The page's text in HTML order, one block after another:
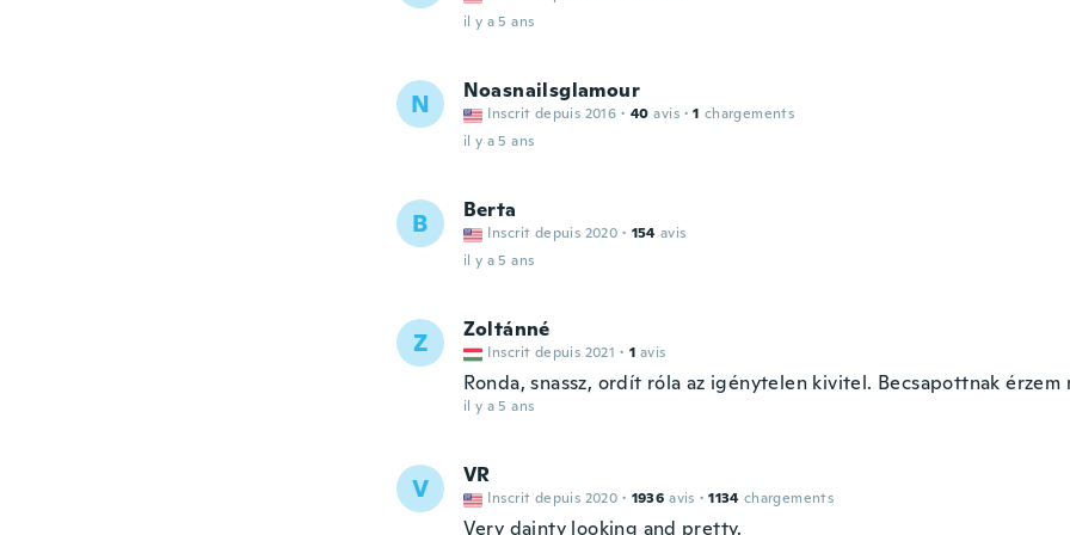
il y a 5 ans
N Noasnailsglamour
Inscrit depuis 2016 · 40 avis · 1 chargements
il y a 5 ans
B Berta
Inscrit depuis 2020 · 154 avis
il y a 5 ans
Z Zoltánné
Inscrit depuis 2021 · 1 avis
Ronda, snassz, ordít róla az igénytelen kivitel. Becsapottnak érzem
il y a 5 ans
V VR
Inscrit depuis 2020 · 1936 avis · 1134 chargements
Very dainty looking and pretty.